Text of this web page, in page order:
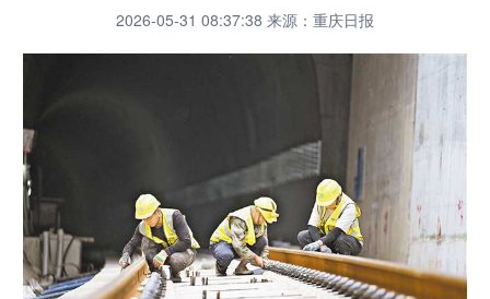
2026-05-31 08:37:38 来源：重庆日报